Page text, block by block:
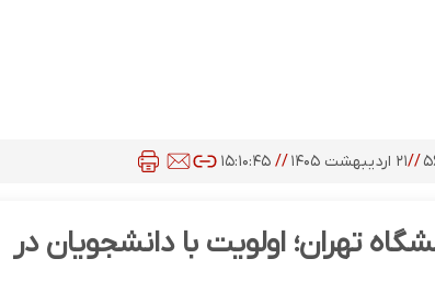
//۲۱ اردیبهشت ۱۴۰۵ // ۱۵:۱۰:۴۵
تهران؛ اولویت با دانشجویان در